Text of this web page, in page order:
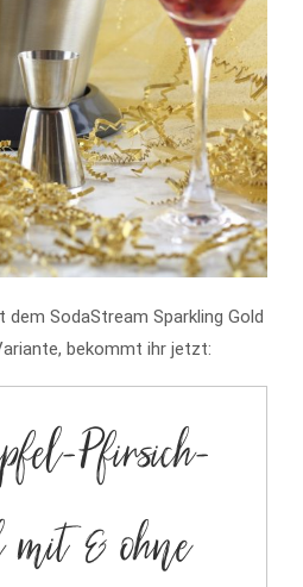
SodaStream Sparkling Gold
bekommt ihr jetzt:
Pfirsich-
mit & ohne